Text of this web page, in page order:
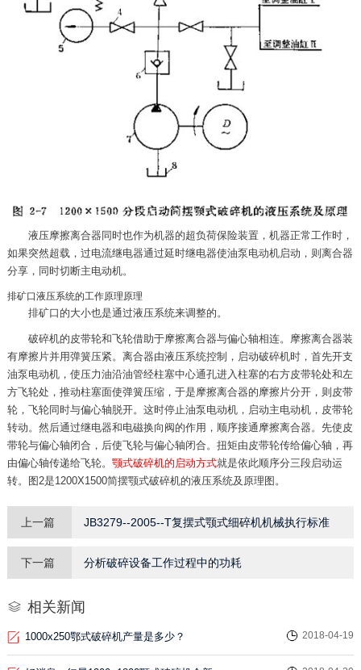
液压摩擦离合器同时也作为机器的超负荷保险装置，机器正常工作时，
如果突然超载，过电流继电器通过延时继电器使油泵电动机启动，则离合器
分享，同时切断主电动机。
排矿口液压系统的工作原理原理
排矿口的大小也是通过液压系统来调整的。
破碎机的皮带轮和飞轮借助于摩擦离合器与偏心轴相连。摩擦离合器装
有摩擦片并用弹簧压紧。离合器由液压系统控制，启动破碎机时，首先开支
油泵电动机，使压力油沿油管经柱塞中心通孔进入柱塞的右方皮带轮处和左
方飞轮处，推动柱塞面使弹簧压缩，于是摩擦离合器的摩擦片分开，则皮带
轮，飞轮同时与偏心轴脱开。这时停止油泵电动机，启动主电动机，皮带轮
转动。然后通过继电器和电磁换向阀的作用，顺序接通摩擦离合器。先使皮
带轮与偏心轴闭合，后使飞轮与偏心轴闭合。扭矩由皮带轮传给偏心轴，再
由偏心轴传递给飞轮。 颚式破碎机的启动方式就是依此顺序分三段启动运
转。图2是1200X1500简摆颚式破碎机的液压系统及原理图。
上一篇 JB3279--2005--T复摆式颚式细碎机机械执行标准
下一篇 分析破碎设备工作过程中的功耗
相关新闻
1000x250鄂式破碎机产量是多少？ 2018-04-19